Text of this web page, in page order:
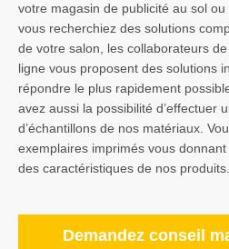
votre magasin de publicité au sol
vous recherchiez des solutions
de votre salon, les collaborateurs
ligne vous proposent des solutions
répondre le plus rapidement
avez aussi la possibilité d’effectuer
d’échantillons de nos matériaux.
exemplaires imprimés vous
des caractéristiques de nos produits.
Demandez conseil